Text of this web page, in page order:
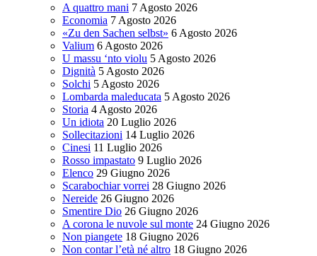
A quattro mani 7 Agosto 2026
Economia 7 Agosto 2026
«Zu den Sachen selbst» 6 Agosto 2026
Valium 6 Agosto 2026
U massu ‘nto violu 5 Agosto 2026
Dignità 5 Agosto 2026
Solchi 5 Agosto 2026
Lombarda maleducata 5 Agosto 2026
Storia 4 Agosto 2026
Un idiota 20 Luglio 2026
Sollecitazioni 14 Luglio 2026
Cinesi 11 Luglio 2026
Rosso impastato 9 Luglio 2026
Elenco 29 Giugno 2026
Scarabochiar vorrei 28 Giugno 2026
Nereide 26 Giugno 2026
Smentire Dio 26 Giugno 2026
A corona le nuvole sul monte 24 Giugno 2026
Non piangete 18 Giugno 2026
Non contar l’età né altro 18 Giugno 2026